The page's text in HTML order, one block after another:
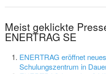
Meist geklickte
ENERTRAG SE
ENERTRAG eröffnet
Schulungszentrum in